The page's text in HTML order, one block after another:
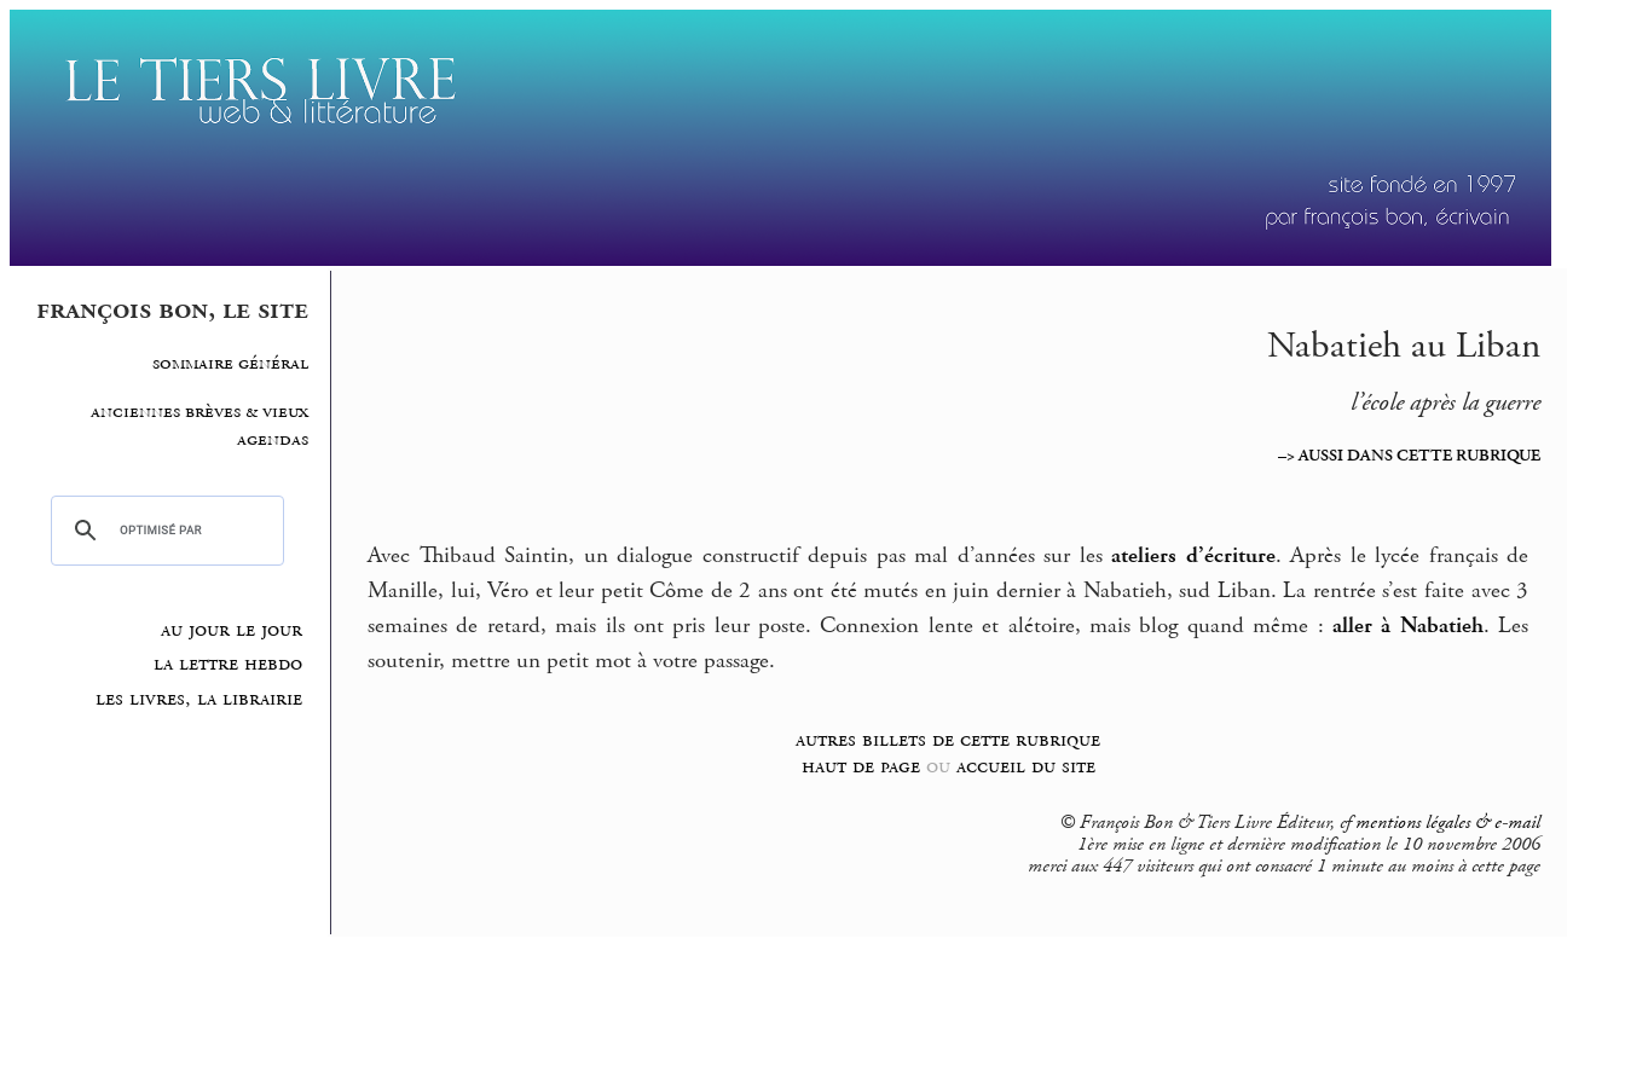
françois bon, le site
sommaire général
anciennes brèves & vieux
agendas
au jour le jour
la lettre hebdo
les livres, la librairie
Nabatieh au Liban
l’école après la guerre
–> AUSSI DANS CETTE RUBRIQUE
Avec Thibaud Saintin, un dialogue constructif depuis pas mal d’années sur lesateliers d’écriture. Après le lycée français de
Manille, lui, Véro et leur petit Côme de 2 ans ont été mutés en juin dernier à Nabatieh, sud Liban. La rentrée s’est faite avec 3
semaines de retard, mais ils ont pris leur poste. Connexion lente et alétoire, mais blog quand même : aller à Nabatieh. Les
soutenir, mettre un petit mot à votre passage.
autres billets de cette rubrique
haut de pageouaccueil du site
© François Bon & Tiers Livre Éditeur, cfmentions légales & e-mail
1ère mise en ligne et dernière modification le 10 novembre 2006
merci aux 447 visiteurs qui ont consacré 1 minute au moins à cette page